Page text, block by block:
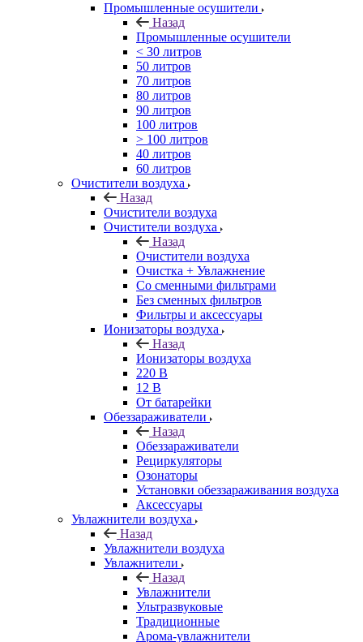
Промышленные осушители
Назад
Промышленные осушители
< 30 литров
50 литров
70 литров
80 литров
90 литров
100 литров
> 100 литров
40 литров
60 литров
Очистители воздуха
Назад
Очистители воздуха
Очистители воздуха
Назад
Очистители воздуха
Очистка + Увлажнение
Cо сменными фильтрами
Без сменных фильтров
Фильтры и аксессуары
Ионизаторы воздуха
Назад
Ионизаторы воздуха
220 В
12 В
От батарейки
Обеззараживатели
Назад
Обеззараживатели
Рециркуляторы
Озонаторы
Установки обеззараживания воздуха
Аксессуары
Увлажнители воздуха
Назад
Увлажнители воздуха
Увлажнители
Назад
Увлажнители
Ультразвуковые
Традиционные
Арома-увлажнители